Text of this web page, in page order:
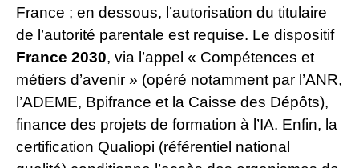
France ; en dessous, l’autorisation du titulaire
de l’autorité parentale est requise. Le dispositif
France 2030, via l’appel « Compétences et
métiers d’avenir » (opéré notamment par l’ANR,
l’ADEME, Bpifrance et la Caisse des Dépôts),
finance des projets de formation à l’IA. Enfin, la
certification Qualiopi (référentiel national